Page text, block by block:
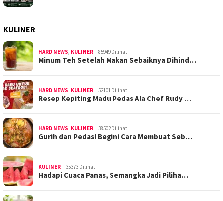
KULINER
HARD NEWS, KULINER 85949 Dilihat
Minum Teh Setelah Makan Sebaiknya Dihind…
HARD NEWS, KULINER 52101 Dilihat
Resep Kepiting Madu Pedas Ala Chef Rudy …
HARD NEWS, KULINER 38502 Dilihat
Gurih dan Pedas! Begini Cara Membuat Seb…
KULINER 35373 Dilihat
Hadapi Cuaca Panas, Semangka Jadi Piliha…